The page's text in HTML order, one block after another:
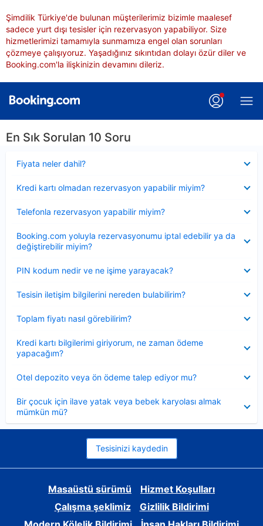
Şimdilik Türkiye'de bulunan müşterilerimiz bizimle maalesef
sadece yurt dışı tesisler için rezervasyon yapabiliyor. Size
hizmetlerimizi tamamıyla sunmamıza engel olan sorunları
çözmeye çalışıyoruz. Yaşadığınız sıkıntıdan dolayı özür diler ve
Booking.com'la ilişkinizin devamını dileriz.
En Sık Sorulan 10 Soru
Fiyata neler dahil?
Kredi kartı olmadan rezervasyon yapabilir miyim?
Telefonla rezervasyon yapabilir miyim?
Booking.com yoluyla rezervasyonumu iptal edebilir ya da
değiştirebilir miyim?
PIN kodum nedir ve ne işime yarayacak?
Tesisin iletişim bilgilerini nereden bulabilirim?
Toplam fiyatı nasıl görebilirim?
Kredi kartı bilgilerimi giriyorum, ne zaman ödeme
yapacağım?
Otel depozito veya ön ödeme talep ediyor mu?
Bir çocuk için ilave yatak veya bebek karyolası almak
mümkün mü?
Tesisinizi kaydedin
Masaüstü sürümü
Hizmet Koşulları
Çalışma şeklimiz
Gizlilik Bildirimi